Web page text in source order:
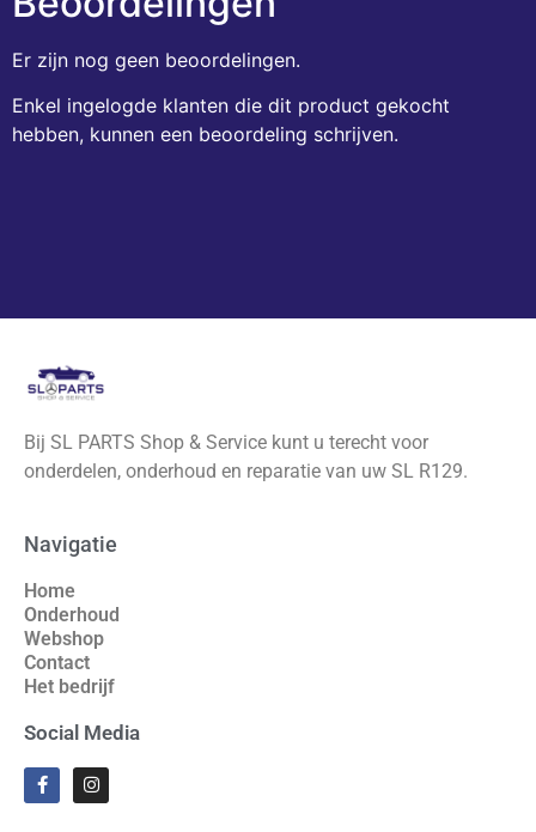
Er zijn nog geen beoordelingen.
Enkel ingelogde klanten die dit product gekocht
hebben, kunnen een beoordeling schrijven.
Bij SL PARTS Shop & Service kunt u terecht voor
onderdelen, onderhoud en reparatie van uw SL R129.
Navigatie
Home
Onderhoud
Webshop
Contact
Het bedrijf
Social Media